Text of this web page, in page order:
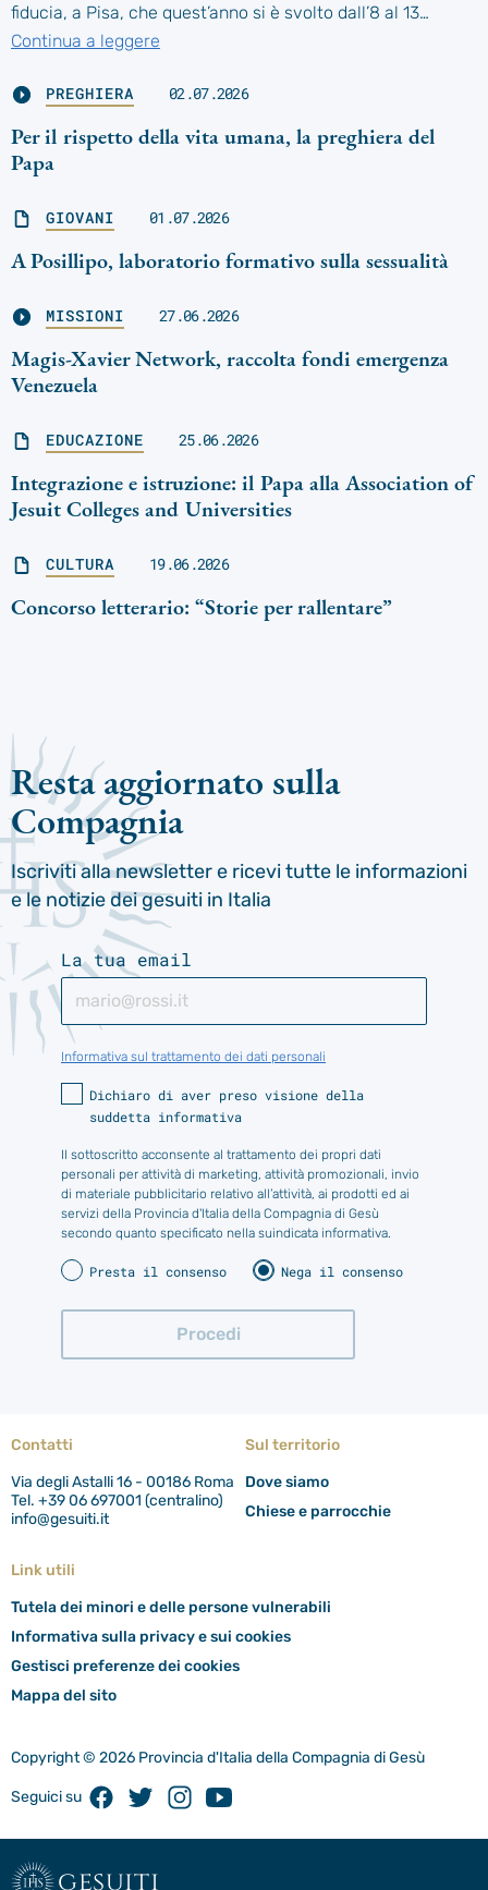
fiducia, a Pisa, che quest’anno si è svolto dall’8 al 13…
Continua a leggere
PREGHIERA 02.07.2026
Per il rispetto della vita umana, la preghiera del
Papa
GIOVANI 01.07.2026
A Posillipo, laboratorio formativo sulla sessualità
MISSIONI 27.06.2026
Magis-Xavier Network, raccolta fondi emergenza
Venezuela
EDUCAZIONE 25.06.2026
Integrazione e istruzione: il Papa alla Association of
Jesuit Colleges and Universities
CULTURA 19.06.2026
Concorso letterario: “Storie per rallentare”
Resta aggiornato sulla
Compagnia
Iscriviti alla newsletter e ricevi tutte le informazioni
e le notizie dei gesuiti in Italia
La tua email
Informativa sul trattamento dei dati personali
Dichiaro di aver preso visione della
suddetta informativa
Il sottoscritto acconsente al trattamento dei propri dati
personali per attività di marketing, attività promozionali, invio
di materiale pubblicitario relativo all’attività, ai prodotti ed ai
servizi della Provincia d'Italia della Compagnia di Gesù
secondo quanto specificato nella suindicata informativa.
Presta il consenso Nega il consenso
Contatti
Via degli Astalli 16 - 00186 Roma
Tel. +39 06 697001 (centralino)
info@gesuiti.it
Sul territorio
Dove siamo
Chiese e parrocchie
Link utili
Tutela dei minori e delle persone vulnerabili
Informativa sulla privacy e sui cookies
Gestisci preferenze dei cookies
Mappa del sito
Copyright © 2026 Provincia d'Italia della Compagnia di Gesù
Seguici su FacebookTwitterInstagramYoutube
gesuiti